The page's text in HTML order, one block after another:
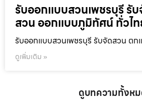
รับออกแบบสวนเพชรบุรี รั
สวน ออกแบบภูมิทัศน์ ทั่วไ
รับออกแบบสวนเพชรบุรี รับจัดสวน ตก
ดูเพิ่มเติม »
ดูบทความทั้งห